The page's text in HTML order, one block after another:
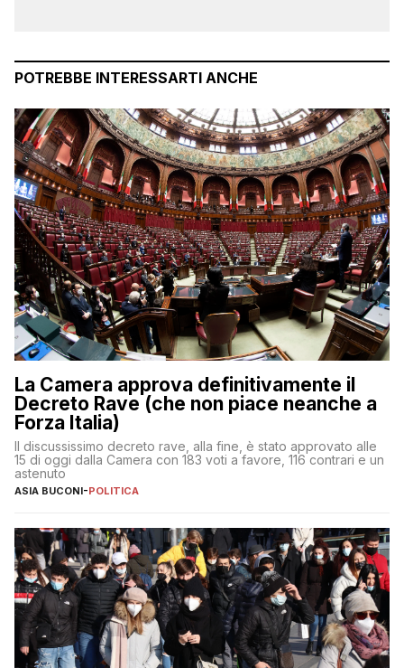
POTREBBE INTERESSARTI ANCHE
La Camera approva definitivamente il
Decreto Rave (che non piace neanche a
Forza Italia)
Il discussissimo decreto rave, alla fine, è stato approvato alle
15 di oggi dalla Camera con 183 voti a favore, 116 contrari e un
astenuto
ASIA BUCONI-POLITICA